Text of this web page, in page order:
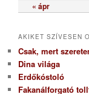
« ápr
AKIKET SZÍVESEN
Csak, mert
Dina világa
Erdőkóstoló
Fakanálforgató